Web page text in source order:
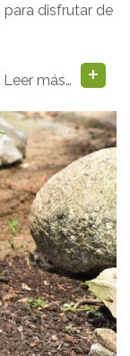
disfrutar de
Leer más…